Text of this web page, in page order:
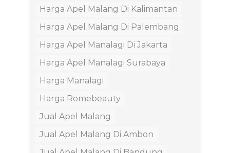
Harga Apel Malang Di Kalimantan
Harga Apel Malang Di Palembang
Harga Apel Manalagi Di Jakarta
Harga Apel Manalagi Surabaya
Harga Manalagi
Harga Romebeauty
Jual Apel Malang
Jual Apel Malang Di Ambon